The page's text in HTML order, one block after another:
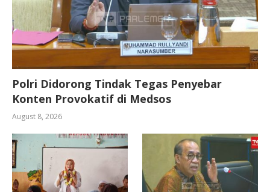
Polri Didorong Tindak Tegas Penyebar
Konten Provokatif di Medsos
August 8, 2026